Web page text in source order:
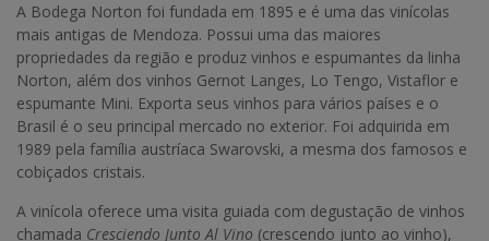
A Bodega Norton foi fundada em 1895 e é uma das vinícolas
mais antigas de Mendoza. Possui uma das maiores
propriedades da região e produz vinhos e espumantes da linha
Norton, além dos vinhos Gernot Langes, Lo Tengo, Vistaflor e
espumante Mini. Exporta seus vinhos para vários países e o
Brasil é o seu principal mercado no exterior. Foi adquirida em
1989 pela família austríaca Swarovski, a mesma dos famosos e
cobiçados cristais.
A vinícola oferece uma visita guiada com degustação de vinhos
chamada Cresciendo Junto Al Vino (crescendo junto ao vinho),